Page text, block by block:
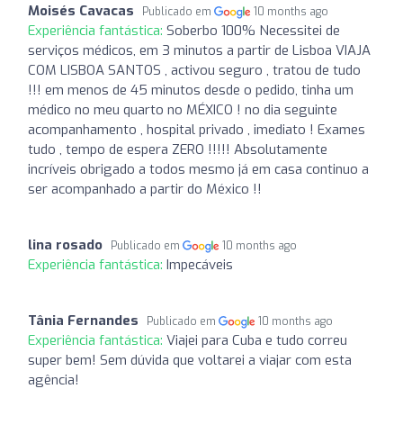
Moisés Cavacas Publicado em 10 months ago
Experiência fantástica: Soberbo 100% Necessitei de
serviços médicos, em 3 minutos a partir de Lisboa VIAJA
COM LISBOA SANTOS , activou seguro , tratou de tudo
!!! em menos de 45 minutos desde o pedido, tinha um
médico no meu quarto no MÉXICO ! no dia seguinte
acompanhamento , hospital privado , imediato ! Exames
tudo , tempo de espera ZERO !!!!! Absolutamente
incríveis obrigado a todos mesmo já em casa continuo a
ser acompanhado a partir do México !!
lina rosado Publicado em 10 months ago
Experiência fantástica: Impecáveis
Tânia Fernandes Publicado em 10 months ago
Experiência fantástica: Viajei para Cuba e tudo correu
super bem! Sem dúvida que voltarei a viajar com esta
agência!